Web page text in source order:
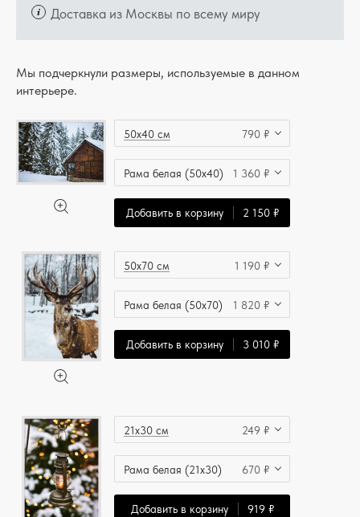
Доставка из Москвы по всему миру
Мы подчеркнули размеры, используемые в данном
интерьере.
50x40 см 790 ₽
Рама белая (50x40) 1 360 ₽
Добавить в корзину 2 150 ₽
50x70 см 1 190 ₽
Рама белая (50x70) 1 820 ₽
Добавить в корзину 3 010 ₽
21x30 см 249 ₽
Рама белая (21x30) 670 ₽
Добавить в корзину 919 ₽